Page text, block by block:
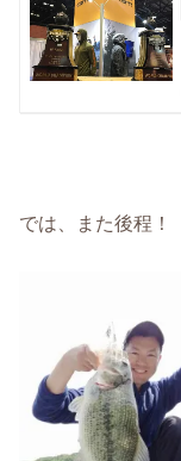
では、また後程！